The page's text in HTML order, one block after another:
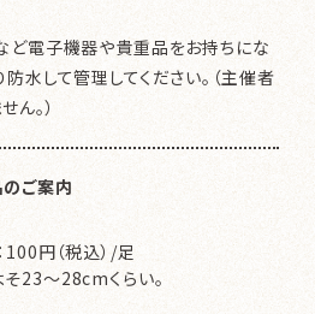
ど電子機器や貴重品をお持ちにな
防水して管理してください。（主催者
。）
ご案内
100円（税込）/足
23～28cmくらい。